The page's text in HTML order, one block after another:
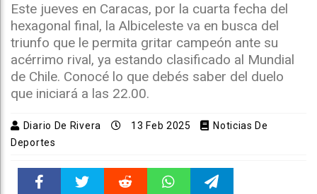
Este jueves en Caracas, por la cuarta fecha del
hexagonal final, la Albiceleste va en busca del
triunfo que le permita gritar campeón ante su
acérrimo rival, ya estando clasificado al Mundial
de Chile. Conocé lo que debés saber del duelo
que iniciará a las 22.00.
Diario De Rivera 13 Feb 2025
Noticias De
Deportes